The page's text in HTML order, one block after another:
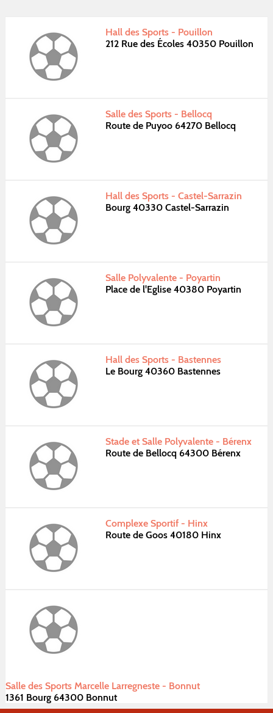
Hall des Sports - Pouillon
212 Rue des Écoles 40350 Pouillon
Salle des Sports - Bellocq
Route de Puyoo 64270 Bellocq
Hall des Sports - Castel-Sarrazin
Bourg 40330 Castel-Sarrazin
Salle Polyvalente - Poyartin
Place de l'Eglise 40380 Poyartin
Hall des Sports - Bastennes
Le Bourg 40360 Bastennes
Stade et Salle Polyvalente - Bérenx
Route de Bellocq 64300 Bérenx
Complexe Sportif - Hinx
Route de Goos 40180 Hinx
Salle des Sports Marcelle Larregneste - Bonnut
1361 Bourg 64300 Bonnut